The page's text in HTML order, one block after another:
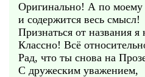
Оригинально! А по моему
и содержится весь смысл!
Признаться от названия
Классно! Всё
Рад, что ты снова на
С дружеским уважением,